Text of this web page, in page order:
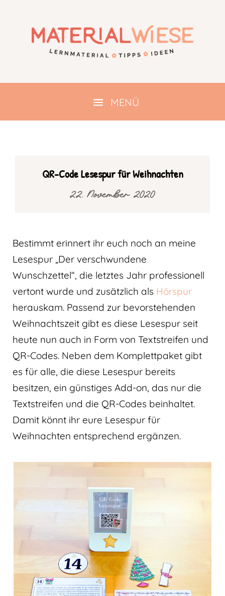
QR-Code Lesespur für Weihnachten
22. November 2020
Bestimmt erinnert ihr euch noch an meine
Lesespur „Der verschwundene
Wunschzettel“, die letztes Jahr professionell
vertont wurde und zusätzlich als Hörspur
herauskam. Passend zur bevorstehenden
Weihnachtszeit gibt es diese Lesespur seit
heute nun auch in Form von Textstreifen und
QR-Codes. Neben dem Komplettpaket gibt
es für alle, die diese Lesespur bereits
besitzen, ein günstiges Add-on, das nur die
Textstreifen und die QR-Codes beinhaltet.
Damit könnt ihr eure Lesespur für
Weihnachten entsprechend ergänzen.